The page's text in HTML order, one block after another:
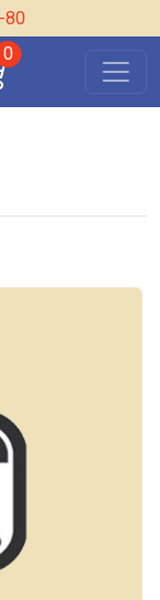
80
0